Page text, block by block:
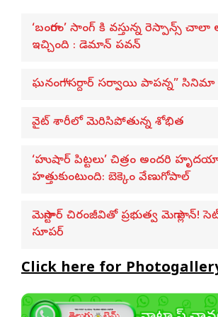
‘బంగారం’ సాంగ్ కి వస్తున్న రెస్పాన్స్
ఇచ్చింది : డెమాన్ పవన్
ఘనంగా “సర్దార్ సర్వాయి పాపన్న” సినిమా
వైట్ శారీలో మెరిసిపోతున్న శోభిత
‘హుషార్‌ పిట్టలు’ చిత్రం అందరి
హత్తుకుంటుంది: బెక్కెం వేణుగోపాల్‌
మెగాస్టార్ చిరంజీవితో ప్రభుత్వ మెగా ప్లాన్!
సూపర్
Click here for